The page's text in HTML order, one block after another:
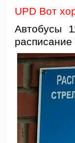
UPD Вот
Автобусы